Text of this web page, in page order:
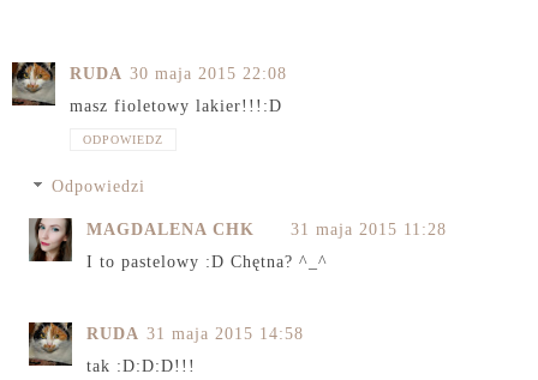
RUDA 30 maja 2015 22:08
masz fioletowy lakier!!!:D
ODPOWIEDZ
Odpowiedzi
MAGDALENA CHK
31 maja 2015 11:28
I to pastelowy :D Chętna? ^_^
RUDA 31 maja 2015 14:58
tak :D:D:D!!!